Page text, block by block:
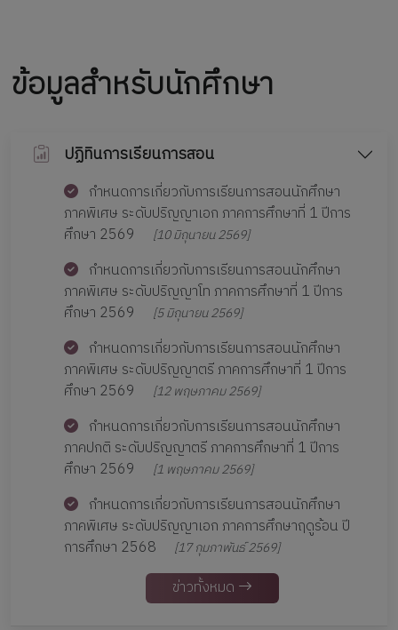
ข้อมูลสำหรับนักศึกษา
ปฏิทินการเรียนการสอน
กำหนดการเกี่ยวกับการเรียนการสอนนักศึกษา
ภาคพิเศษ ระดับปริญญาเอก ภาคการศึกษาที่ 1 ปีการ
ศึกษา 2569
[10 มิถุนายน 2569]
กำหนดการเกี่ยวกับการเรียนการสอนนักศึกษา
ภาคพิเศษ ระดับปริญญาโท ภาคการศึกษาที่ 1 ปีการ
ศึกษา 2569
[5 มิถุนายน 2569]
กำหนดการเกี่ยวกับการเรียนการสอนนักศึกษา
ภาคพิเศษ ระดับปริญญาตรี ภาคการศึกษาที่ 1 ปีการ
ศึกษา 2569
[12 พฤษภาคม 2569]
กำหนดการเกี่ยวกับการเรียนการสอนนักศึกษา
ภาคปกติ ระดับปริญญาตรี ภาคการศึกษาที่ 1 ปีการ
ศึกษา 2569
[1 พฤษภาคม 2569]
กำหนดการเกี่ยวกับการเรียนการสอนนักศึกษา
ภาคพิเศษ ระดับปริญญาเอก ภาคการศึกษาฤดูร้อน ปี
การศึกษา 2568
[17 กุมภาพันธ์ 2569]
ข่าวทั้งหมด